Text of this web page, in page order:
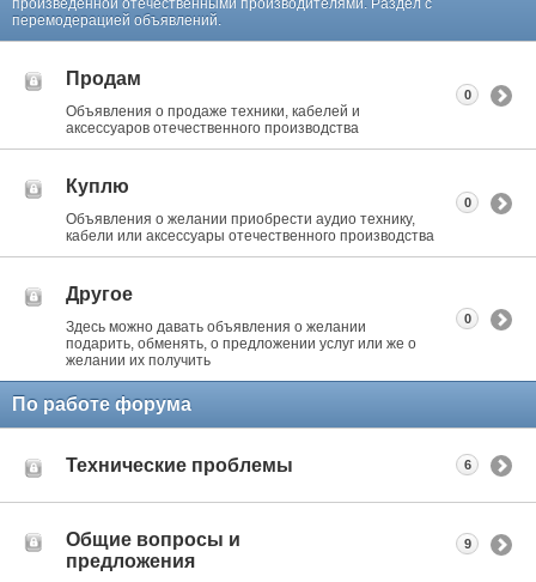
перемодерацией объявлений.
Продам
Объявления о продаже техники, кабелей и
аксессуаров отечественного производства
0
Куплю
Объявления о желании приобрести аудио технику,
кабели или аксессуары отечественного производства
0
Другое
Здесь можно давать объявления о желании
подарить, обменять, о предложении услуг или же о
желании их получить
0
По работе форума
Технические проблемы 6
Общие вопросы и
предложения
9